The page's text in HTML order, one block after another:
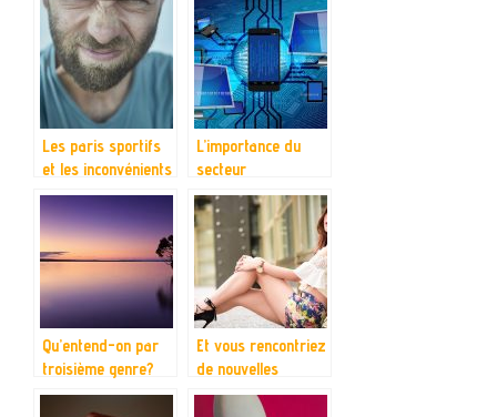
Les paris sportifs
et les inconvénients
liés à ces pratiques
L’importance du
secteur
informatique dans
le monde
professionnel : Le
développement
d’applications
Qu’entend-on par
troisième genre?
Et vous rencontriez
de nouvelles
personnes ?